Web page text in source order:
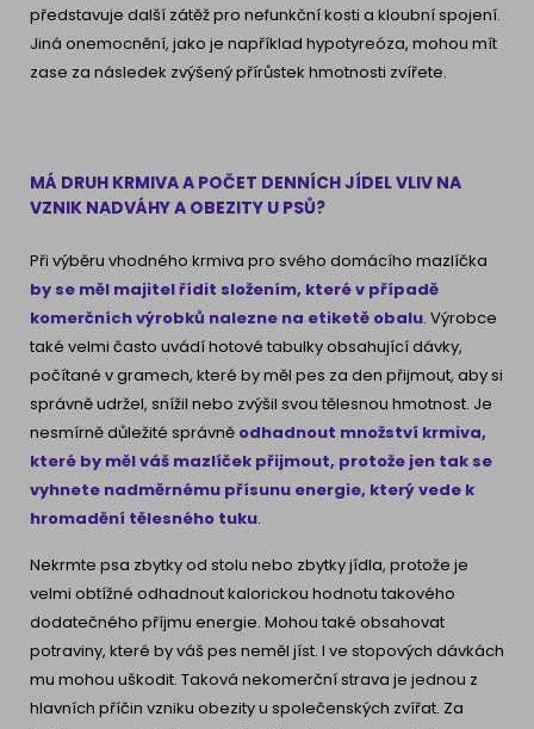
představuje další zátěž pro nefunkční kosti a kloubní spojení.
Jiná onemocnění, jako je například hypotyreóza, mohou mít
zase za následek zvýšený přírůstek hmotnosti zvířete.
MÁ DRUH KRMIVA A POČET DENNÍCH JÍDEL VLIV NA
VZNIK NADVÁHY A OBEZITY U PSŮ?
Při výběru vhodného krmiva pro svého domácího mazlíčka
by se měl majitel řídit složením, které v případě
komerčních výrobků nalezne na etiketě obalu. Výrobce
také velmi často uvádí hotové tabulky obsahující dávky,
počítané v gramech, které by měl pes za den přijmout, aby si
správně udržel, snížil nebo zvýšil svou tělesnou hmotnost. Je
nesmírně důležité správně odhadnout množství krmiva,
které by měl váš mazlíček přijmout, protože jen tak se
vyhnete nadměrnému přísunu energie, který vede k
hromadění tělesného tuku.
Nekrmte psa zbytky od stolu nebo zbytky jídla, protože je
velmi obtížné odhadnout kalorickou hodnotu takového
dodatečného příjmu energie. Mohou také obsahovat
potraviny, které by váš pes neměl jíst. I ve stopových dávkách
mu mohou uškodit. Taková nekomerční strava je jednou z
hlavních příčin vzniku obezity u společenských zvířat. Za